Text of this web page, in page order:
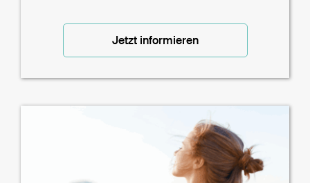
Jetzt informieren